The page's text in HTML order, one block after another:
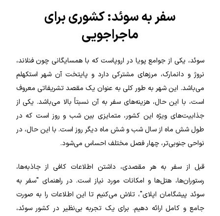
سفر به سوئد: کشوری برای
ماجراجویی
سوئد، یکی از جوامع پویا در اروپاست که با همسایگانی چون فنلاند،
نروژ و دانمارک، مرزهای مشترکی دارد و پایتخت آن شهر استکهلم
می‌باشد. این شهر به طور کلی به عنوان یک مقصد تشریفاتی معروف
است، با این حال، هزینه‌های سفر به آن نسبتاً بالا می‌باشد. یکی از
جذابیت‌های ویژه این کشور، متمایزی بین شب و روز است که در
طول شش ماه از سال شب و شش ماه دیگر روز است. با این حال، در
نواحی جنوبی‌تر، چهار فصل مختلف احساس می‌شود.
قبل از سفر به هر مقصدی، داشتن اطلاعات کافی از جاذبه‌ها،
رستوران‌ها، هتل‌ها و امکانات مورد نیاز است. در راهنمای "سفر به
سوئد پیشگامان اپلای"، تلاش می‌کنیم تا این اطلاعات را به صورت
جامع و کامل ارائه دهیم. برای یک تجربه بی‌نظیر در کشور سوئد،